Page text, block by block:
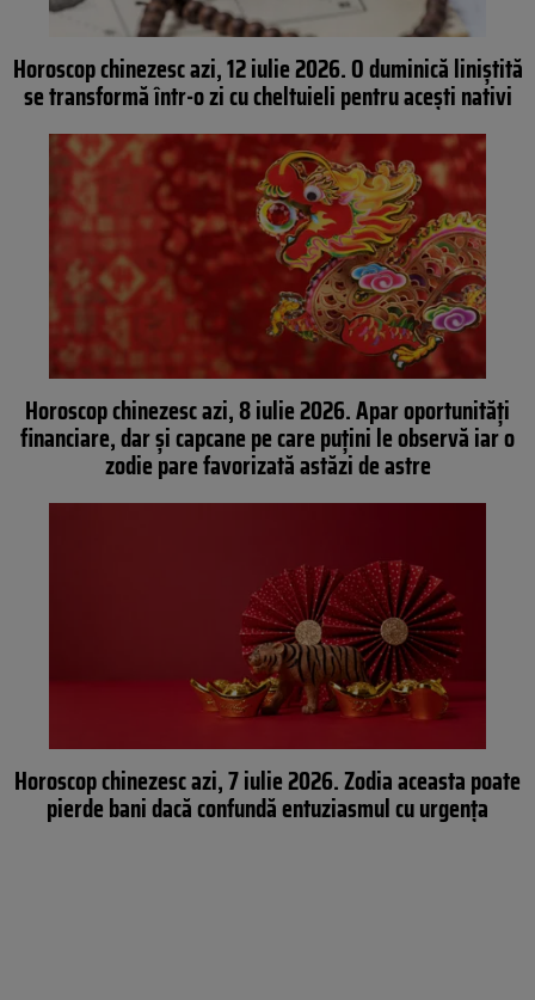
Horoscop chinezesc azi, 12 iulie 2026. O duminică liniștită
se transformă într-o zi cu cheltuieli pentru acești nativi
Horoscop chinezesc azi, 8 iulie 2026. Apar oportunități
financiare, dar și capcane pe care puțini le observă iar o
zodie pare favorizată astăzi de astre
Horoscop chinezesc azi, 7 iulie 2026. Zodia aceasta poate
pierde bani dacă confundă entuziasmul cu urgența